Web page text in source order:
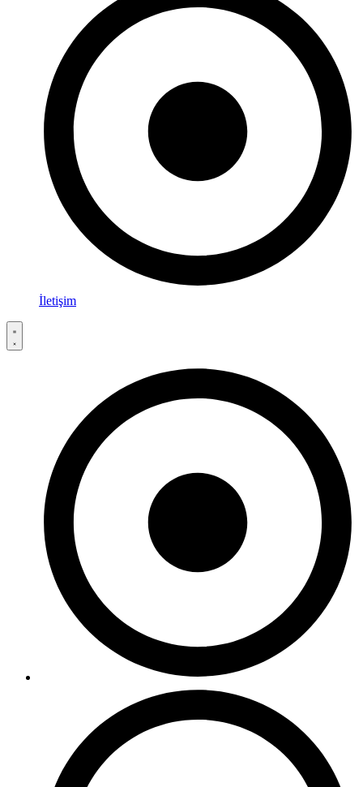
İletişim